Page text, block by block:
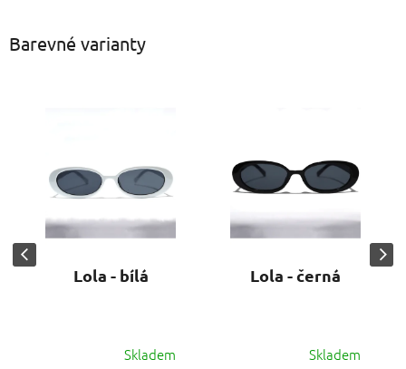
Barevné varianty
Lola - bílá
Skladem
Lola - černá
Skladem